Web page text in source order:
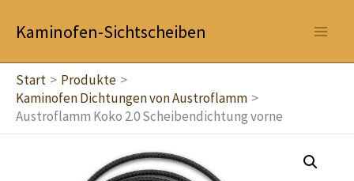
InhaltKaminofen-Sichtscheiben
Start
Produkte
Kaminofen Dichtungen von Austroflamm
Austroflamm Koko 2.0 Scheibendichtung vorne